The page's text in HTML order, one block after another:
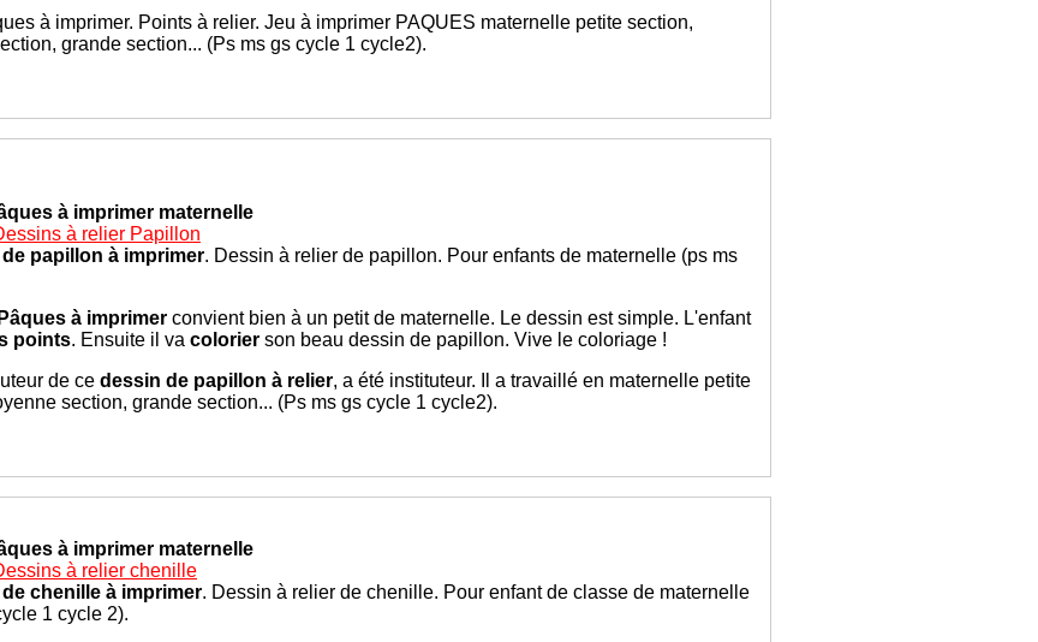
à imprimer. Points à relier. Jeu à imprimer PAQUES maternelle petite section,
grande section... (Ps ms gs cycle 1 cycle2).
à imprimer maternelle
à relier Papillon
papillon à imprimer. Dessin à relier de papillon. Pour enfants de maternelle (ps ms
à imprimer convient bien à un petit de maternelle. Le dessin est simple. L'enfant
points. Ensuite il va colorier son beau dessin de papillon. Vive le coloriage !
de ce dessin de papillon à relier, a été instituteur. Il a travaillé en maternelle petite
section, grande section... (Ps ms gs cycle 1 cycle2).
à imprimer maternelle
à relier chenille
chenille à imprimer. Dessin à relier de chenille. Pour enfant de classe de maternelle
1 cycle 2).